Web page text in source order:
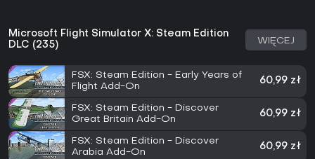
Microsoft Flight Simulator X: Steam Edition
DLC (235)
WIĘCEJ
FSX: Steam Edition - Early Years of
Flight Add-On
60,99 zł
FSX: Steam Edition - Discover
Great Britain Add-On
60,99 zł
FSX: Steam Edition - Discover
Arabia Add-On
60,99 zł